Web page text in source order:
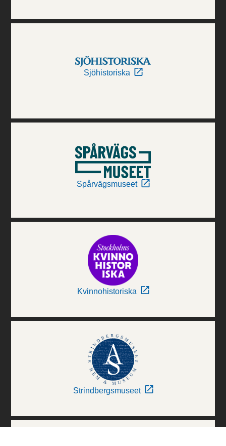
Sjöhistoriska
Spårvägsmuseet
Kvinnohistoriska
Strindbergsmuseet